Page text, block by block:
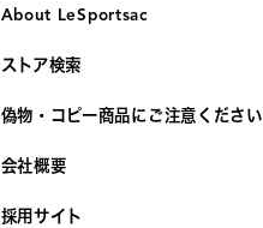
About LeSportsac
ストア検索
偽物・コピー商品にご注意ください
会社概要
採用サイト